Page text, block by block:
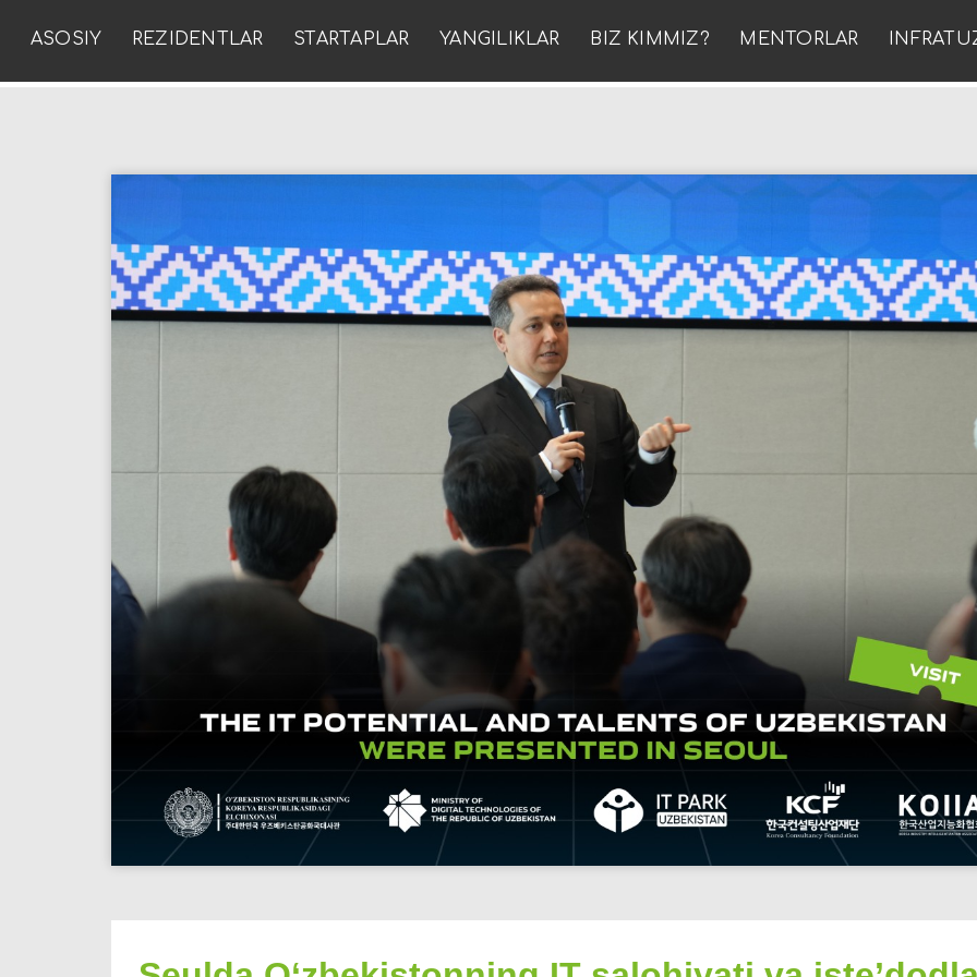
ASOSIY REZIDENTLAR STARTAPLAR YANGILIKLAR BIZ KIMMIZ? MENTORLAR